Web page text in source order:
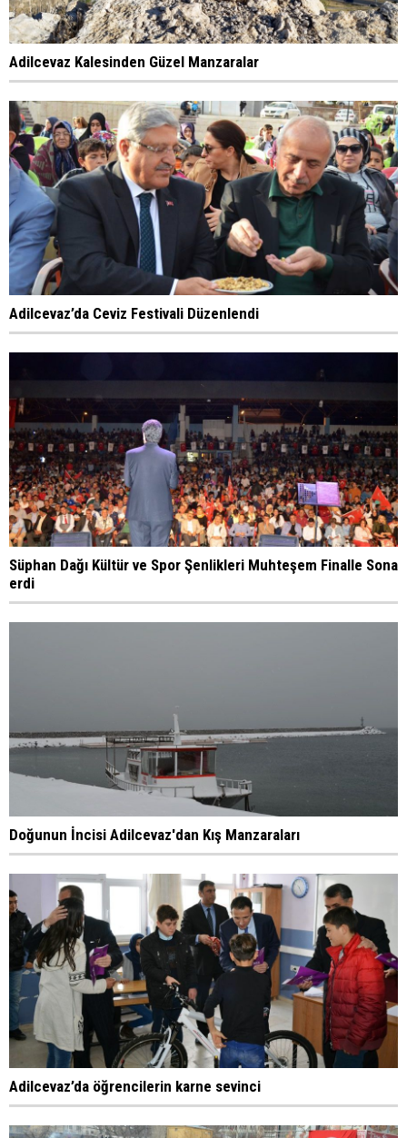
Adilcevaz Kalesinden Güzel Manzaralar
Adilcevaz’da Ceviz Festivali Düzenlendi
Süphan Dağı Kültür ve Spor Şenlikleri Muhteşem Finalle Sona
erdi
Doğunun İncisi Adilcevaz'dan Kış Manzaraları
Adilcevaz’da öğrencilerin karne sevinci